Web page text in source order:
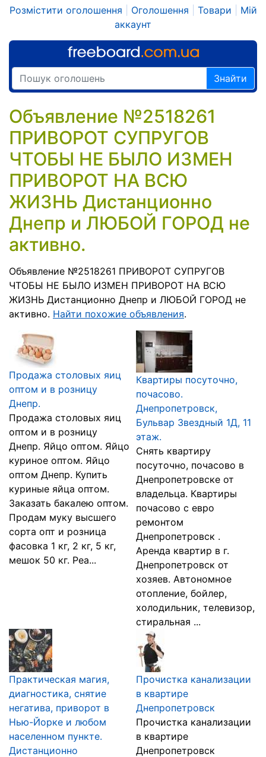
Розмістити оголошення Оголошення Товари
Мій
аккаунт
Знайти
Объявление №2518261
ПРИВОРОТ СУПРУГОВ
ЧТОБЫ НЕ БЫЛО ИЗМЕН
ПРИВОРОТ НА ВСЮ
ЖИЗНЬ Дистанционно
Днепр и ЛЮБОЙ ГОРОД не
активно.
Объявление №2518261 ПРИВОРОТ СУПРУГОВ
ЧТОБЫ НЕ БЫЛО ИЗМЕН ПРИВОРОТ НА ВСЮ
ЖИЗНЬ Дистанционно Днепр и ЛЮБОЙ ГОРОД не
активно. Найти похожие объявления.
Продажа столовых яиц
оптом и в розницу
Днепр.
Продажа столовых яиц
оптом и в розницу
Днепр. Яйцо оптом. Яйцо
куриное оптом. Яйцо
оптом Днепр. Купить
куриные яйца оптом.
Заказать бакалею оптом.
Продам муку высшего
сорта опт и розница
фасовка 1 кг, 2 кг, 5 кг,
мешок 50 кг. Реа...
Квартиры посуточно,
почасово.
Днепропетровск,
Бульвар Звездный 1Д, 11
этаж.
Снять квартиру
посуточно, почасово в
Днепропетровске от
владельца. Квартиры
почасово с евро
ремонтом
Днепропетровск .
Аренда квартир в г.
Днепропетровск от
хозяев. Автономное
отопление, бойлер,
холодильник, телевизор,
стиральная ...
Практическая магия,
диагностика, снятие
негатива, приворот в
Нью-Йорке и любом
населенном пункте.
Дистанционно
Прочистка канализации
в квартире
Днепропетровск
Прочистка канализации
в квартире
Днепропетровск